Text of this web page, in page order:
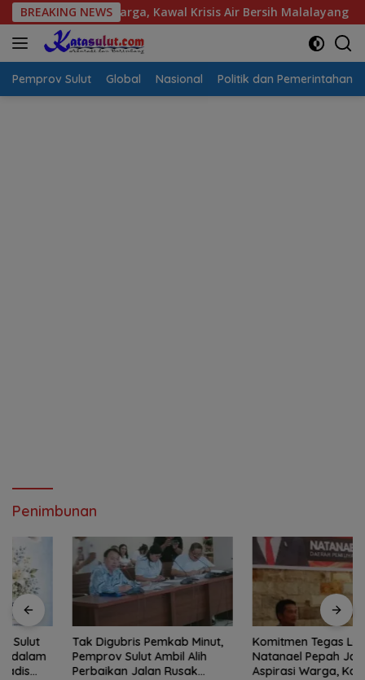
Langsung
ke
konten
BREAKING NEWS
Warga, Kawal Krisis Air Bersih Malalayang II Hingga
Pemprov Sulut Global Nasional Politik dan Pemerintahan
Penimbunan
Tak Digubris Pemkab Minut,
Pemprov Sulut Ambil Alih
Perbaikan Jalan Rusak
Komitmen Tegas Legislator
Natanael Pepah Jaring
Aspirasi Warga, Kawal Krisis